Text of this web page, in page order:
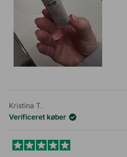
Kristina T.
Verificeret køber